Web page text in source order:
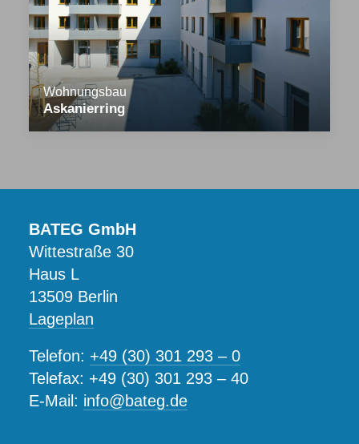
Wohnungsbau
Askanierring
BATEG GmbH
Wittestraße 30
Haus L
13509 Berlin
Lageplan
Telefon: +49 (30) 301 293 – 0
Telefax: +49 (30) 301 293 – 40
E-Mail: info@bateg.de